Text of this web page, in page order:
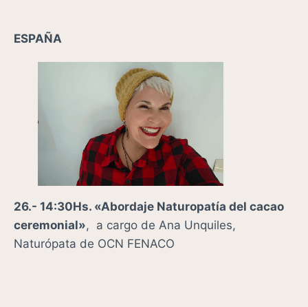
ESPAÑA
26.- 14:30Hs. «Abordaje Naturopatía del cacao
ceremonial», a cargo de Ana Unquiles,
Naturópata de OCN FENACO